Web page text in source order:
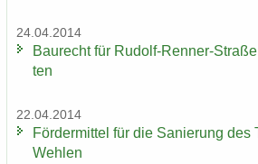
24.04.2014
Bau­recht für Rudolf-​Renner-
ten
22.04.2014
För­der­mit­tel für die Sa­nie­rung des
Weh­len